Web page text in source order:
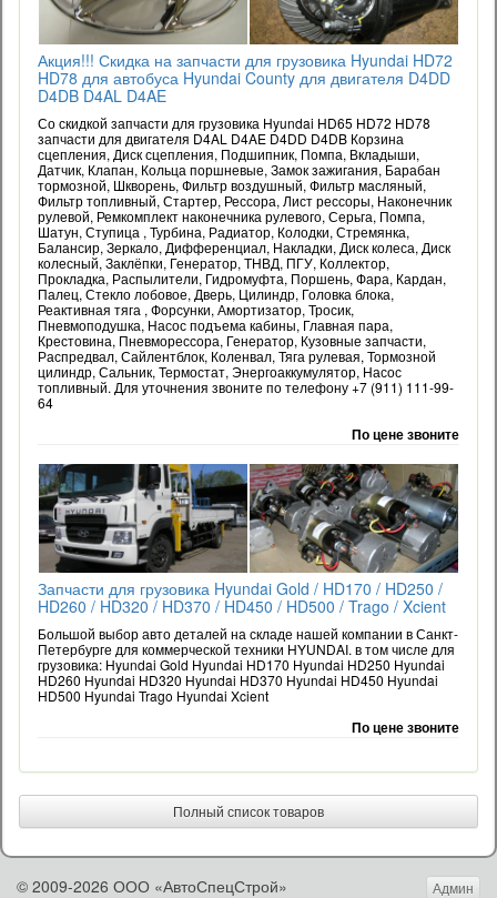
Акция!!! Скидка на запчасти для грузовика Hyundai HD72
HD78 для автобуса Hyundai County для двигателя D4DD
D4DB D4AL D4AE
Со скидкой запчасти для грузовика Hyundai HD65 HD72 HD78
запчасти для двигателя D4AL D4AE D4DD D4DB Корзина
сцепления, Диск сцепления, Подшипник, Помпа, Вкладыши,
Датчик, Клапан, Кольца поршневые, Замок зажигания, Барабан
тормозной, Шкворень, Фильтр воздушный, Фильтр масляный,
Фильтр топливный, Стартер, Рессора, Лист рессоры, Наконечник
рулевой, Ремкомплект наконечника рулевого, Серьга, Помпа,
Шатун, Ступица , Турбина, Радиатор, Колодки, Стремянка,
Балансир, Зеркало, Дифференциал, Накладки, Диск колеса, Диск
колесный, Заклёпки, Генератор, ТНВД, ПГУ, Коллектор,
Прокладка, Распылители, Гидромуфта, Поршень, Фара, Кардан,
Палец, Стекло лобовое, Дверь, Цилиндр, Головка блока,
Реактивная тяга , Форсунки, Амортизатор, Тросик,
Пневмоподушка, Насос подъема кабины, Главная пара,
Крестовина, Пневморессора, Генератор, Кузовные запчасти,
Распредвал, Сайлентблок, Коленвал, Тяга рулевая, Тормозной
цилиндр, Сальник, Термостат, Энергоаккумулятор, Насос
топливный. Для уточнения звоните по телефону +7 (911) 111-99-
64
По цене звоните
Запчасти для грузовика Hyundai Gold / HD170 / HD250 /
HD260 / HD320 / HD370 / HD450 / HD500 / Trago / Xcient
Большой выбор авто деталей на складе нашей компании в Санкт-
Петербурге для коммерческой техники HYUNDAI. в том числе для
грузовика: Hyundai Gold Hyundai HD170 Hyundai HD250 Hyundai
HD260 Hyundai HD320 Hyundai HD370 Hyundai HD450 Hyundai
HD500 Hyundai Trago Hyundai Xcient
По цене звоните
Полный список товаров
Админ
© 2009-2026 ООО «АвтоСпецСтрой»